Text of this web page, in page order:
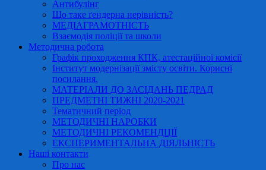
Антибулінг
Що таке ґендерна нерівність?
МЕДІАГРАМОТНІСТЬ
Взаємодія поліції та школи
Методична робота
Графік проходження КПК, атестаційної комісії
Інститут модернізації змісту освіти. Корисні
посилання.
МАТЕРІАЛИ ДО ЗАСІДАНЬ ПЕДРАД
ПРЕДМЕТНІ ТИЖНІ 2020-2021
Тематичний період
МЕТОДИЧНІ НАРОБКИ
МЕТОДИЧНІ РЕКОМЕНДЦІЇ
ЕКСПЕРИМЕНТАЛЬНА ДІЯЛЬНІСТЬ
Наші контакти
Про нас